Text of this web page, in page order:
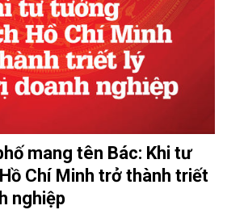
mang tên Bác: Khi tư
Chí Minh trở thành triết
nghiệp